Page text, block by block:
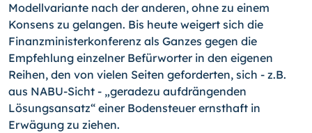
Modellvariante nach der anderen, ohne zu einem
Konsens zu gelangen. Bis heute weigert sich die
Finanzministerkonfe­renz als Ganzes gegen die
Empfehlung einzelner Befürworter in den eigenen
Reihen, den von vielen Seiten geforderten, sich - z.B.
aus NABU-Sicht - „geradezu aufdrängenden
Lösungsan­satz“ einer Bodensteuer ernsthaft in
Erwägung zu ziehen.